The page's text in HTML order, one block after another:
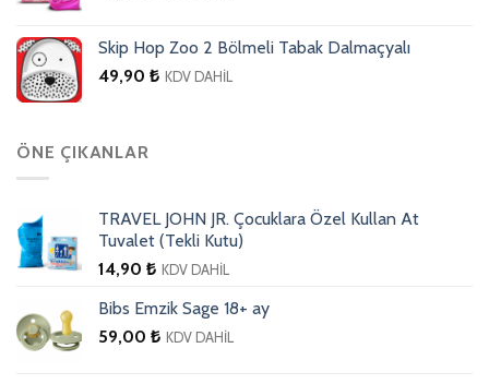
Skip Hop Zoo 2 Bölmeli Tabak Dalmaçyalı
49,90 ₺ KDV DAHİL
ÖNE ÇIKANLAR
TRAVEL JOHN JR. Çocuklara Özel Kullan At
Tuvalet (Tekli Kutu)
14,90 ₺ KDV DAHİL
Bibs Emzik Sage 18+ ay
59,00 ₺ KDV DAHİL